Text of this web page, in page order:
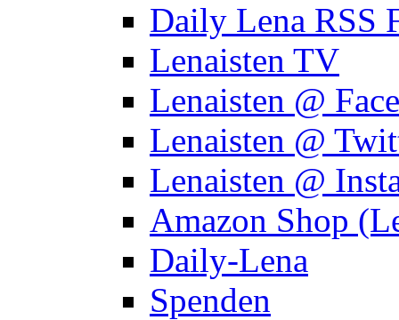
Daily Lena RSS
Lenaisten TV
Lenaisten @
Lenaisten @
Lenaisten @
Amazon Shop
Daily-Lena
Spenden